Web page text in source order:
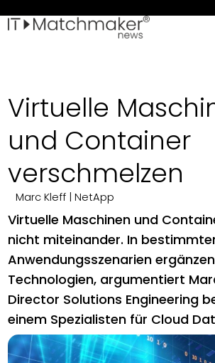
Virtuelle
und Container
verschmelzen
Marc Kleff | NetApp
Virtuelle Maschinen und
nicht miteinander. In
Anwendungsszenarien
Technologien, argumentiert
Director Solutions Engineering
einem Spezialisten für Cloud